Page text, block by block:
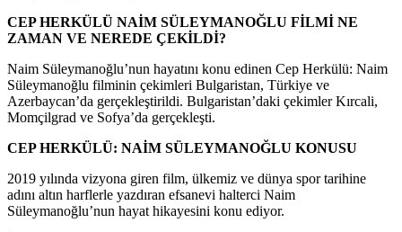
CEP HERKÜLÜ NAİM SÜLEYMANOĞLU FİLMİ NE
ZAMAN VE NEREDE ÇEKİLDİ?
Naim Süleymanoğlu’nun hayatını konu edinen Cep Herkülü: Naim
Süleymanoğlu filminin çekimleri Bulgaristan, Türkiye ve
Azerbaycan’da gerçekleştirildi. Bulgaristan’daki çekimler Kırcali,
Momçilgrad ve Sofya’da gerçekleşti.
CEP HERKÜLÜ: NAİM SÜLEYMANOĞLU KONUSU
2019 yılında vizyona giren film, ülkemiz ve dünya spor tarihine
adını altın harflerle yazdıran efsanevi halterci Naim
Süleymanoğlu’nun hayat hikayesini konu ediyor.